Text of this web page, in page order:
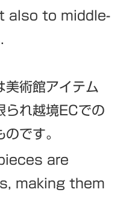
also to middle-
美術館アイテム
られ越境ECでの
です。
are
making them